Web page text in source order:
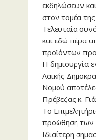
εκδηλώσεων
στον τομέα
Τελευταία
και εδώ πέρα
προϊόντων
Η δημιουργία
Λαϊκής
Νομού
Πρέβεζας κ.
Το
προώθηση των
Ιδιαίτερη